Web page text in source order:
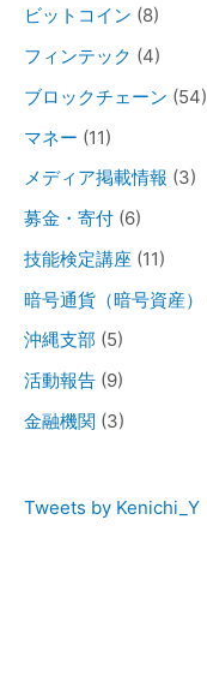
ビットコイン (8)
フィンテック (4)
ブロックチェーン (54)
マネー (11)
メディア掲載情報 (3)
募金・寄付 (6)
技能検定講座 (11)
暗号通貨（暗号資産）
沖縄支部 (5)
活動報告 (9)
金融機関 (3)
Tweets by Kenichi_Y